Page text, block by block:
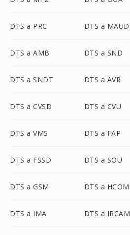
DTS a PRC DTS a MAUD
DTS a AMB DTS a SND
DTS a SNDT DTS a AVR
DTS a CVSD DTS a CVU
DTS a VMS DTS a FAP
DTS a FSSD DTS a SOU
DTS a GSM DTS a HCOM
DTS a IMA DTS a IRCAM